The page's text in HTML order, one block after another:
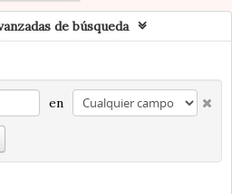
de búsqueda
en